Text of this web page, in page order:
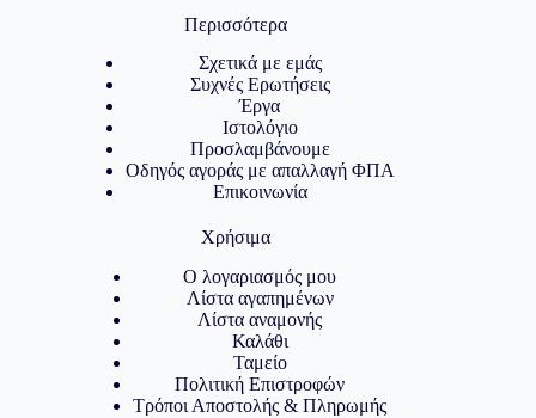
Περισσότερα
Σχετικά με εμάς
Συχνές Ερωτήσεις
Έργα
Ιστολόγιο
Προσλαμβάνουμε
Οδηγός αγοράς με απαλλαγή ΦΠΑ
Επικοινωνία
Χρήσιμα
Ο λογαριασμός μου
Λίστα αγαπημένων
Λίστα αναμονής
Καλάθι
Ταμείο
Πολιτική Επιστροφών
Τρόποι Αποστολής & Πληρωμής